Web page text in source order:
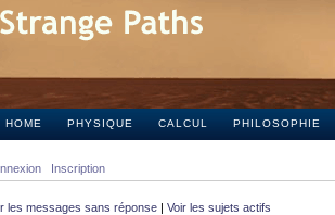
HOME PHYSIQUE CALCUL PHILOSOPHIE
Inscription
les messages sans réponse | Voir les sujets actifs